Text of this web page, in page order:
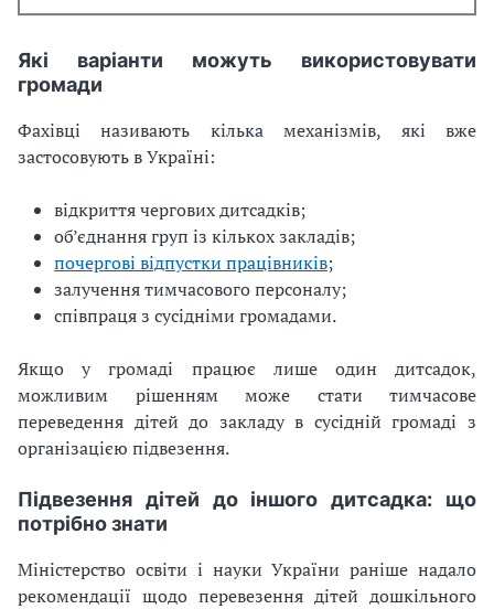
Які варіанти можуть використовувати
громади
Фахівці називають кілька механізмів, які вже
застосовують в Україні:
відкриття чергових дитсадків;
об’єднання груп із кількох закладів;
почергові відпустки працівників;
залучення тимчасового персоналу;
співпраця з сусідніми громадами.
Якщо у громаді працює лише один дитсадок,
можливим рішенням може стати тимчасове
переведення дітей до закладу в сусідній громаді з
організацією підвезення.
Підвезення дітей до іншого дитсадка: що
потрібно знати
Міністерство освіти і науки України раніше надало
рекомендації щодо перевезення дітей дошкільного